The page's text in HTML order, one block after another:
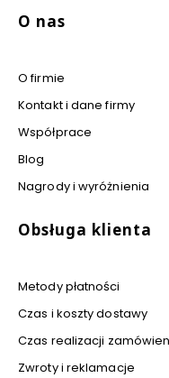
Linki w stopce
O nas
O firmie
Kontakt i dane firmy
Współprace
Blog
Nagrody i wyróżnienia
Obsługa klienta
Metody płatności
Czas i koszty dostawy
Czas realizacji
Zwroty i reklamacje